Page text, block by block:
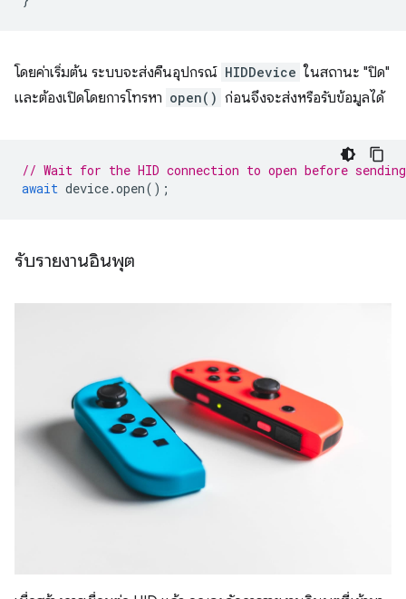
โดยค่าเริ่มต้น ระบบจะส่งคืนอุปกรณ์ HIDDevice ในสถานะ "ปิด"
และต้องเปิดโดยการโทรหา open() ก่อนจึงจะส่งหรือรับข้อมูลได้
// Wait for the HID connection to open before
await device.open();
รับรายงานอินพุต